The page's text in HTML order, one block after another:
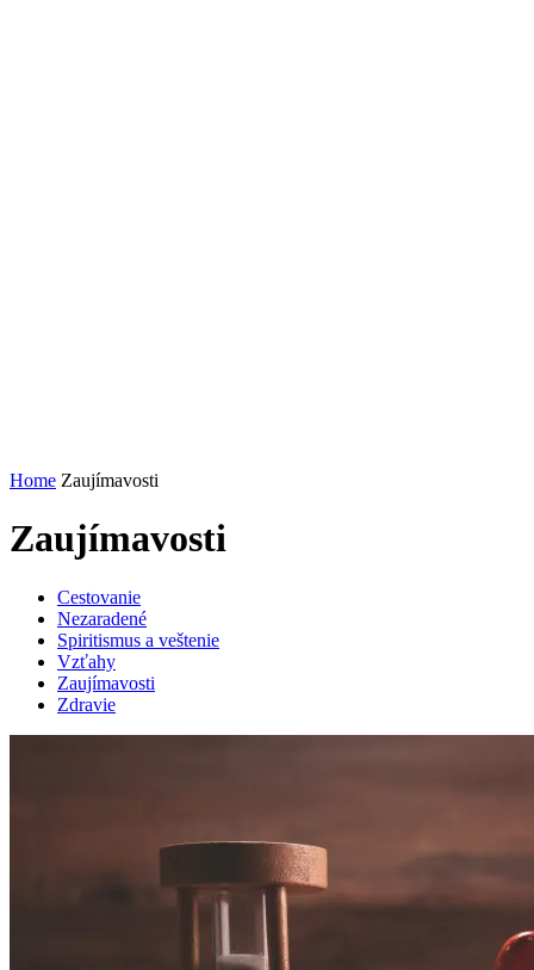
Home Zaujímavosti
Zaujímavosti
Cestovanie
Nezaradené
Spiritismus a veštenie
Vzťahy
Zaujímavosti
Zdravie